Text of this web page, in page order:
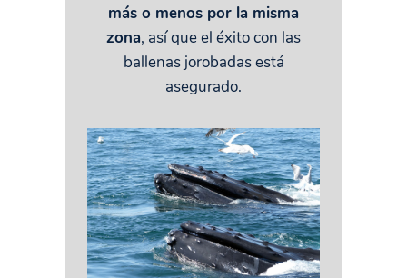
más o menos por la misma
zona, así que el éxito con las
ballenas jorobadas está
asegurado.